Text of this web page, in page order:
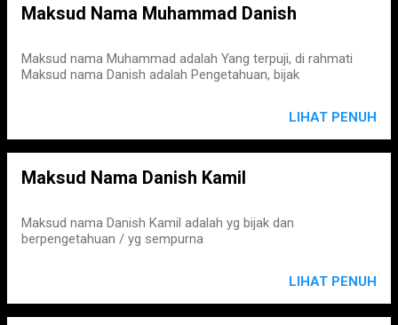
Maksud Nama Muhammad Danish
Maksud nama Muhammad adalah Yang terpuji, di rahmati
Maksud nama Danish adalah Pengetahuan, bijak
LIHAT PENUH
Maksud Nama Danish Kamil
Maksud nama Danish Kamil adalah yg bijak dan
berpengetahuan / yg sempurna
LIHAT PENUH